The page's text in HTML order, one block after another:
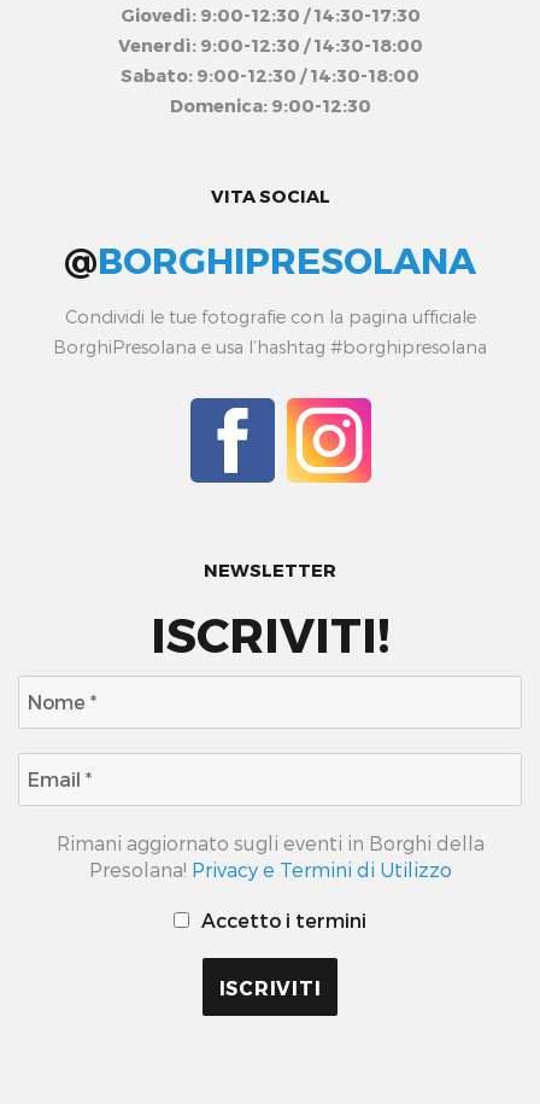
Giovedì: 9:00-12:30 / 14:30-17:30
Venerdì: 9:00-12:30 / 14:30-18:00
Sabato: 9:00-12:30 / 14:30-18:00
Domenica: 9:00-12:30
VITA SOCIAL
@BORGHIPRESOLANA
Condividi le tue fotografie con la pagina ufficiale
BorghiPresolana e usa l’hashtag #borghipresolana
NEWSLETTER
ISCRIVITI!
Rimani aggiornato sugli eventi in Borghi della
Presolana! Privacy e Termini di Utilizzo
Accetto i termini